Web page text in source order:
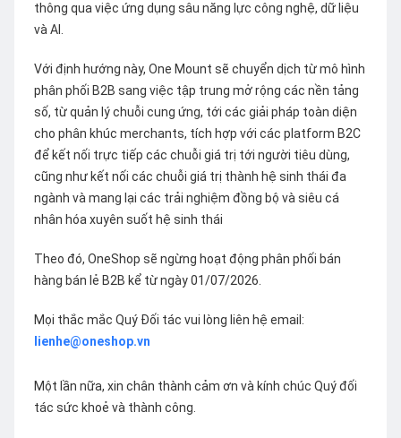
thông qua việc ứng dụng sâu năng lực công nghệ, dữ liệu
và AI.
Với định hướng này, One Mount sẽ chuyển dịch từ mô hình
phân phối B2B sang việc tập trung mở rộng các nền tảng
số, từ quản lý chuỗi cung ứng, tới các giải pháp toàn diện
cho phân khúc merchants, tích hợp với các platform B2C
để kết nối trực tiếp các chuỗi giá trị tới người tiêu dùng,
cũng như kết nối các chuỗi giá trị thành hệ sinh thái đa
ngành và mang lại các trải nghiệm đồng bộ và siêu cá
nhân hóa xuyên suốt hệ sinh thái
Theo đó, OneShop sẽ ngừng hoạt động phân phối bán
hàng bán lẻ B2B kể từ ngày 01/07/2026.
Mọi thắc mắc Quý Đối tác vui lòng liên hệ email:
lienhe@oneshop.vn
Một lần nữa, xin chân thành cảm ơn và kính chúc Quý đối
tác sức khoẻ và thành công.